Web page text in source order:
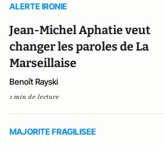
ALERTE IRONIE
Jean-Michel Aphatie veut
changer les paroles de La
Marseillaise
Benoît Rayski
1 min de lecture
MAJORITE FRAGILISEE